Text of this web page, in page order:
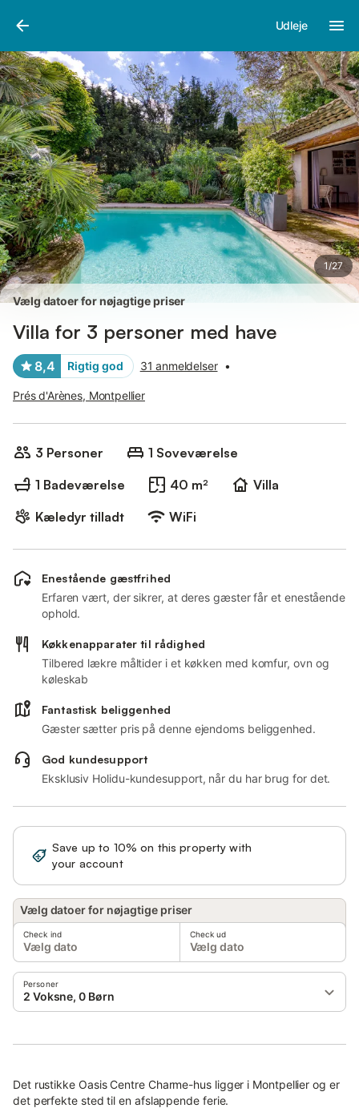
Udleje
1/27
Billeder
Vælg datoer for nøjagtige priser
Villa for 3 personer med have
8,4 Rigtig god 31 anmeldelser •
Prés d'Arènes, Montpellier
3 Personer
1 Soveværelse
1 Badeværelse
40 m²
Villa
Kæledyr tilladt
WiFi
Enestående gæstfrihed
Erfaren vært, der sikrer, at deres gæster får et enestående
ophold.
Køkkenapparater til rådighed
Tilbered lækre måltider i et køkken med komfur, ovn og
køleskab
Fantastisk beliggenhed
Gæster sætter pris på denne ejendoms beliggenhed.
God kundesupport
Eksklusiv Holidu-kundesupport, når du har brug for det.
Save up to 10% on this property with
your account
Vælg datoer for nøjagtige priser
Check ind
Vælg dato
Check ud
Vælg dato
Personer
2 Voksne, 0 Børn
Det rustikke Oasis Centre Charme-hus ligger i Montpellier og er
det perfekte sted til en afslappende ferie.